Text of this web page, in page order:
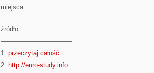
miejsca.
źródło:
———————————
1. przeczytaj całość
2. http://euro-study.info